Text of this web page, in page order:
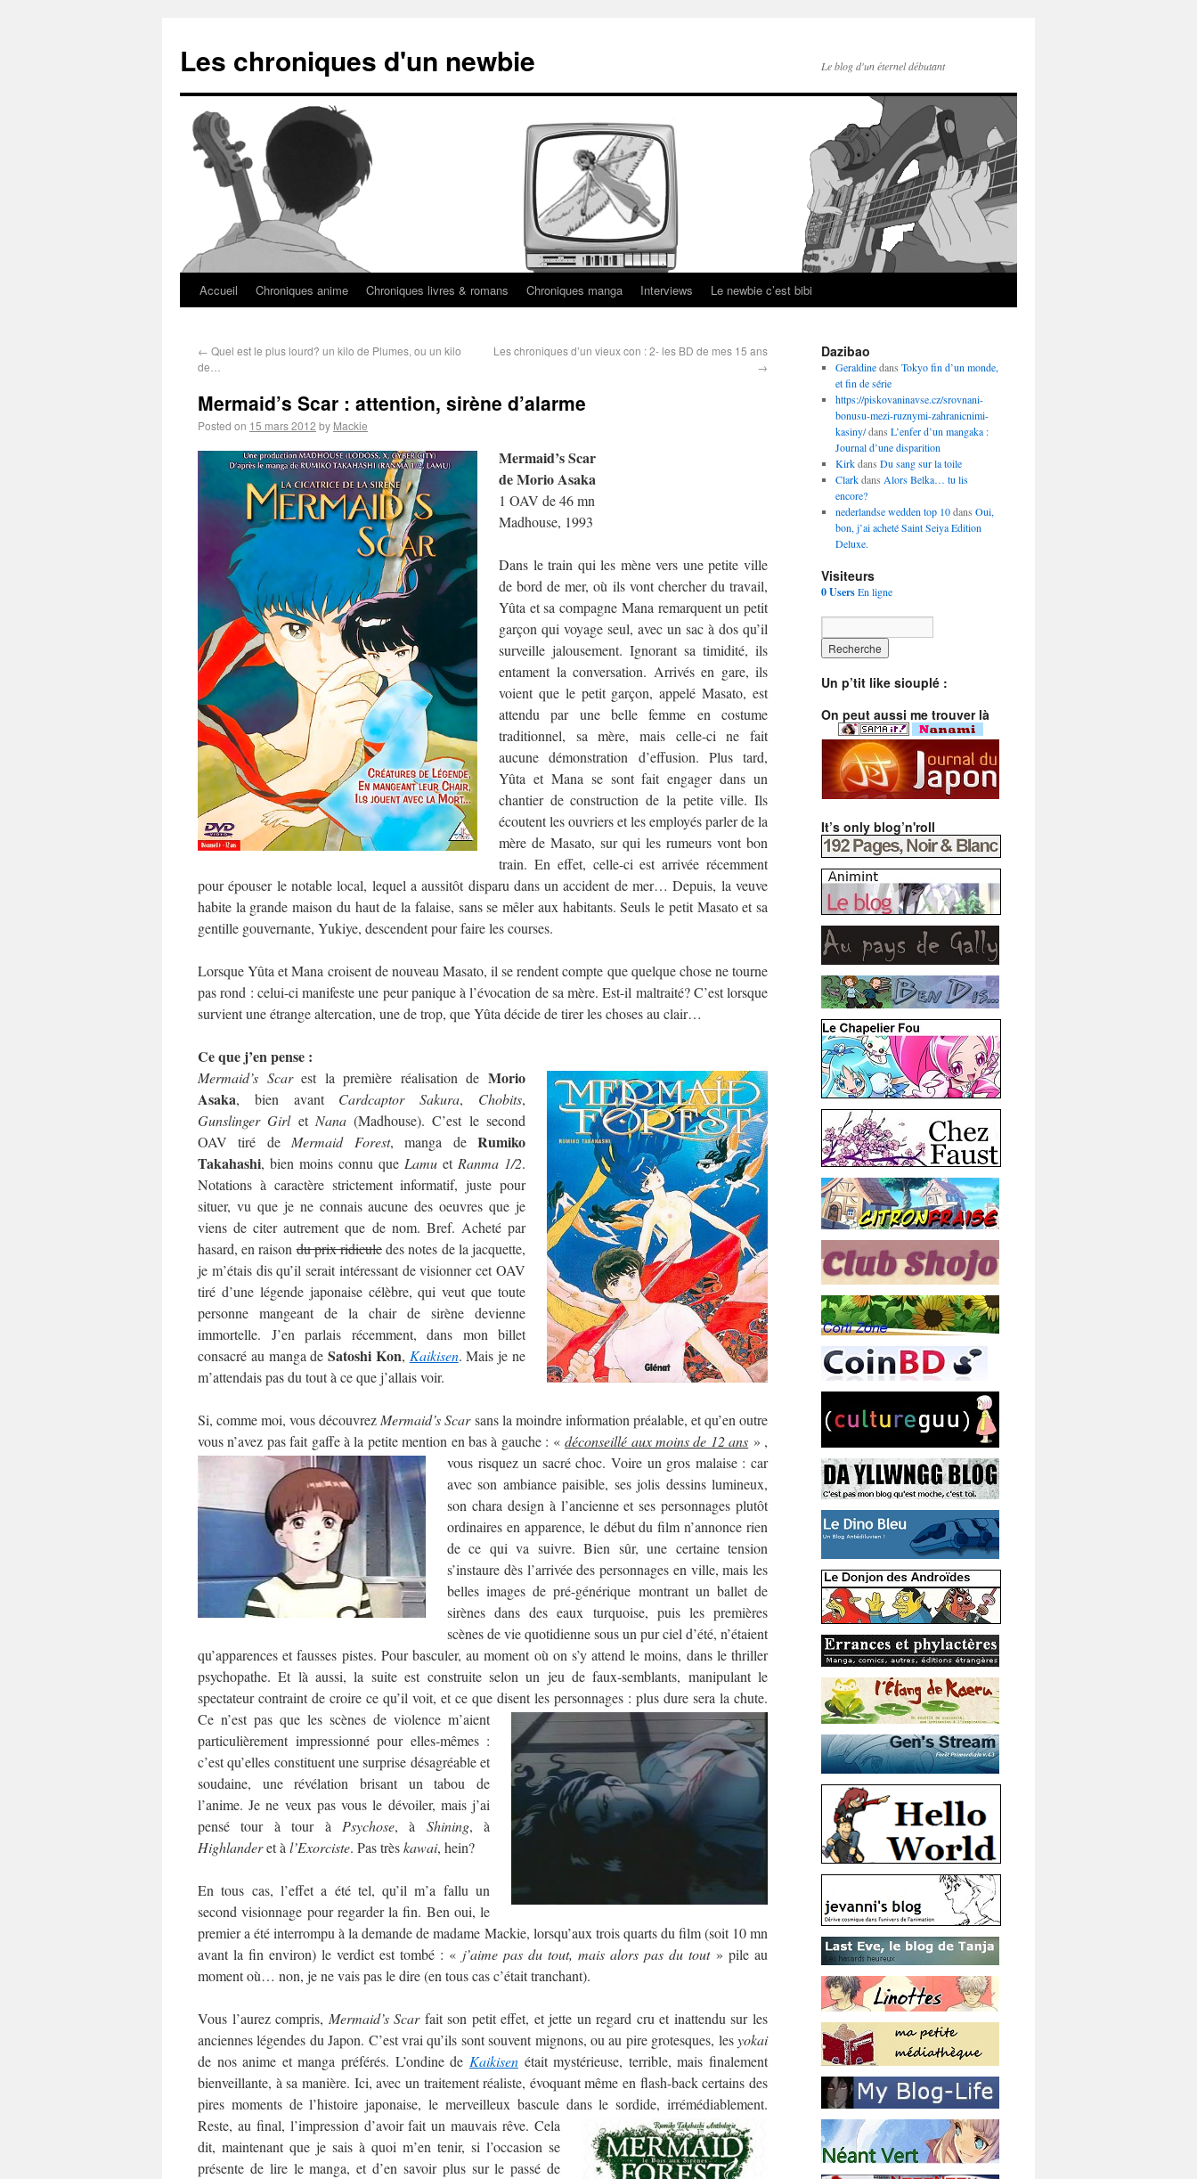
Les chroniques d'un newbie Le blog d'un éternel débutant
Accueil Chroniques anime Chroniques livres & romans Chroniques manga Interviews Le newbie c’est bibi
← Quel est le plus lourd? un kilo de Plumes, ou un kilo
de…
Les chroniques d’un vieux con : 2- les BD de mes 15 ans
→
Mermaid’s Scar : attention, sirène d’alarme
Posted on 15 mars 2012 by Mackie
Mermaid’s Scar
de Morio Asaka
1 OAV de 46 mn
Madhouse, 1993
Dans le train qui les mène vers une petite ville
de bord de mer, où ils vont chercher du travail,
Yûta et sa compagne Mana remarquent un petit
garçon qui voyage seul, avec un sac à dos qu’il
surveille jalousement. Ignorant sa timidité, ils
entament la conversation. Arrivés en gare, ils
voient que le petit garçon, appelé Masato, est
attendu par une belle femme en costume
traditionnel, sa mère, mais celle-ci ne fait
aucune démonstration d’effusion. Plus tard,
Yûta et Mana se sont fait engager dans un
chantier de construction de la petite ville. Ils
écoutent les ouvriers et les employés parler de la
mère de Masato, sur qui les rumeurs vont bon
train. En effet, celle-ci est arrivée récemment
pour épouser le notable local, lequel a aussitôt disparu dans un accident de mer… Depuis, la veuve
habite la grande maison du haut de la falaise, sans se mêler aux habitants. Seuls le petit Masato et sa
gentille gouvernante, Yukiye, descendent pour faire les courses.
Lorsque Yûta et Mana croisent de nouveau Masato, il se rendent compte que quelque chose ne tourne
pas rond : celui-ci manifeste une peur panique à l’évocation de sa mère. Est-il maltraité? C’est lorsque
survient une étrange altercation, une de trop, que Yûta décide de tirer les choses au clair…
Ce que j’en pense :
Mermaid’s Scarest la première réalisation deMorio
Asaka, bien avant Cardcaptor Sakura, Chobits,
Gunslinger Girlet Nana(Madhouse). C’est le second
OAV tiré de Mermaid Forest, manga deRumiko
Takahashi, bien moins connu que Lamu etRanma 1/2.
Notations à caractère strictement informatif, juste pour
situer, vu que je ne connais aucune des oeuvres que je
viens de citer autrement que de nom. Bref. Acheté par
hasard, en raisondu prix ridiculedes notes de la jacquette,
je m’étais dis qu’il serait intéressant de visionner cet OAV
tiré d’une légende japonaise célèbre, qui veut que toute
personne mangeant de la chair de sirène devienne
immortelle. J’en parlais récemment, dans mon billet
consacré au manga deSatoshi Kon, Kaikisen. Mais je ne
m’attendais pas du tout à ce que j’allais voir.
Si, comme moi, vous découvrez Mermaid’s Scarsans la moindre information préalable, et qu’en outre
vous n’avez pas fait gaffe à la petite mention en bas à gauche : «déconseillé aux moins de 12 ans » ,
vous risquez un sacré choc. Voire un gros malaise : car
avec son ambiance paisible, ses jolis dessins lumineux,
son chara design à l’ancienne et ses personnages plutôt
ordinaires en apparence, le début du film n’annonce rien
de ce qui va suivre. Bien sûr, une certaine tension
s’instaure dès l’arrivée des personnages en ville, mais les
belles images de pré-générique montrant un ballet de
sirènes dans des eaux turquoise, puis les premières
scènes de vie quotidienne sous un pur ciel d’été, n’étaient
qu’apparences et fausses pistes. Pour basculer, au moment où on s’y attend le moins, dans le thriller
psychopathe. Et là aussi, la suite est construite selon un jeu de faux-semblants, manipulant le
spectateur contraint de croire ce qu’il voit, et ce que disent les personnages : plus dure sera la chute.
Ce n’est pas que les scènes de violence m’aient
particulièrement impressionné pour elles-mêmes :
c’est qu’elles constituent une surprise désagréable et
soudaine, une révélation brisant un tabou de
l’anime. Je ne veux pas vous le dévoiler, mais j’ai
pensé tour à tour à Psychose, à Shining, à
Highlanderet à l’Exorciste. Pas trèskawai, hein?
En tous cas, l’effet a été tel, qu’il m’a fallu un
second visionnage pour regarder la fin. Ben oui, le
premier a été interrompu à la demande de madame Mackie, lorsqu’aux trois quarts du film (soit 10 mn
avant la fin environ) le verdict est tombé : « j’aime pas du tout, mais alors pas du tout» pile au
moment où… non, je ne vais pas le dire (en tous cas c’était tranchant).
Vous l’aurez compris, Mermaid’s Scarfait son petit effet, et jette un regard cru et inattendu sur les
anciennes légendes du Japon. C’est vrai qu’ils sont souvent mignons, ou au pire grotesques, lesyokai
de nos anime et manga préférés. L’ondine de Kaikisen était mystérieuse, terrible, mais finalement
bienveillante, à sa manière. Ici, avec un traitement réaliste, évoquant même en flash-back certains des
pires moments de l’histoire japonaise, le merveilleux bascule dans le sordide, irrémédiablement.
Reste, au final, l’impression d’avoir fait un mauvais rêve. Cela
dit, maintenant que je sais à quoi m’en tenir, si l’occasion se
présente de lire le manga, et d’en savoir plus sur le passé de
Dazibao
Geraldinedans Tokyo fin d’un monde,
et fin de série
https://piskovaninavse.cz/srovnani-
bonusu-mezi-ruznymi-zahranicnimi-
kasiny/dans L’enfer d’un mangaka :
Journal d’une disparition
Kirkdans Du sang sur la toile
Clarkdans Alors Belka… tu lis
encore?
nederlandse wedden top 10dans Oui,
bon, j’ai acheté Saint Seiya Edition
Deluxe.
Visiteurs
0 UsersEn ligne
Un p’tit like siouplé :
On peut aussi me trouver là
It’s only blog’n'roll